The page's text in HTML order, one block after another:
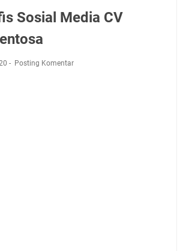
Sosial Media CV
Posting Komentar